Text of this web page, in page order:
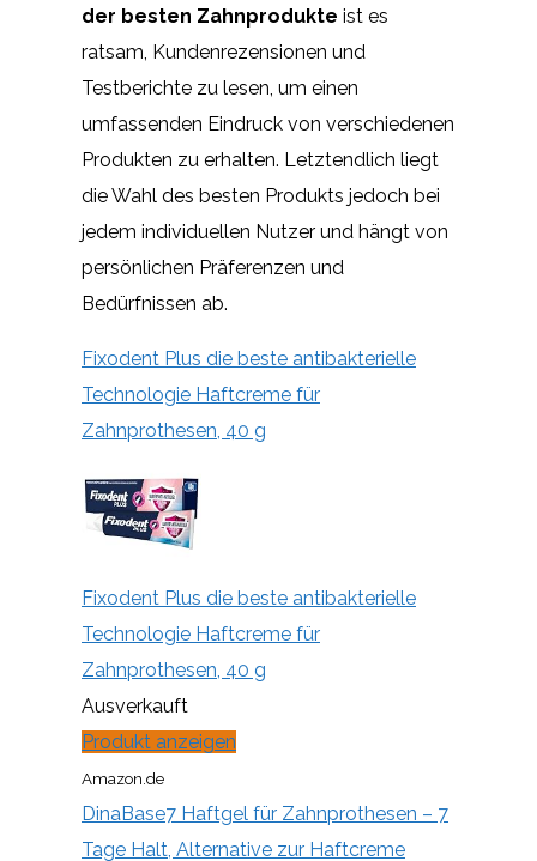
der besten Zahnprodukte ist es
ratsam, Kundenrezensionen und
Testberichte zu lesen, um einen
umfassenden Eindruck von verschiedenen
Produkten zu erhalten. Letztendlich liegt
die Wahl des besten Produkts jedoch bei
jedem individuellen Nutzer und hängt von
persönlichen Präferenzen und
Bedürfnissen ab.
Fixodent Plus die beste antibakterielle
Technologie Haftcreme für
Zahnprothesen, 40 g
Fixodent Plus die beste antibakterielle
Technologie Haftcreme für
Zahnprothesen, 40 g
Ausverkauft
Produkt anzeigen
Amazon.de
DinaBase7 Haftgel für Zahnprothesen – 7
Tage Halt, Alternative zur Haftcreme